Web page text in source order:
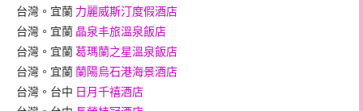
台灣。宜蘭 力麗威斯汀度假酒店
台灣。宜蘭 晶泉丰旅溫泉飯店
台灣。宜蘭葛瑪蘭之星溫泉飯店
台灣。宜蘭蘭陽烏石港海景酒店
台灣。台中 日月千禧酒店